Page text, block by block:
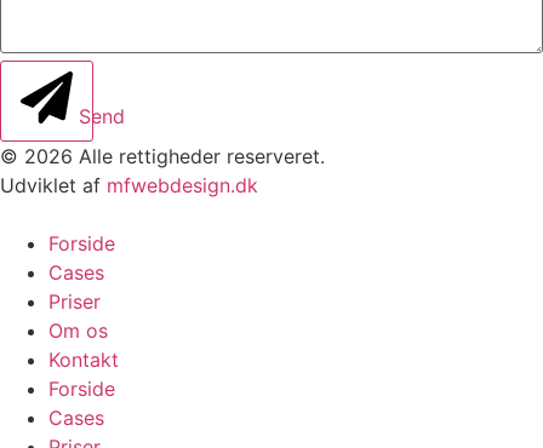
Send
© 2026 Alle rettigheder reserveret.
Udviklet af mfwebdesign.dk
Forside
Cases
Priser
Om os
Kontakt
Forside
Cases